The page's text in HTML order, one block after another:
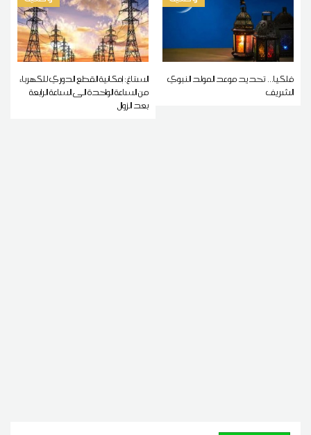
فلكيا... تحديد موعد المولد النبوي
الشريف
الستاغ: إمكانية القطع الدوري للكهرباء
من الساعة الواحدة الى الساعة الرابعة
بعد الزوال